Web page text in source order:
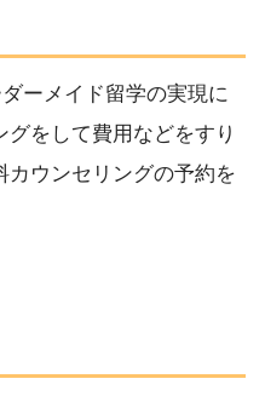
ーメイド留学の実現に
をして費用などをすり
ウンセリングの予約を